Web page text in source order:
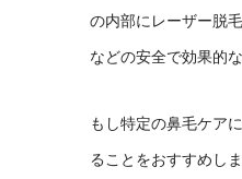
の内部にレーザー脱
などの安全で効果的
もし特定の鼻毛ケア
ることをおすすめしま